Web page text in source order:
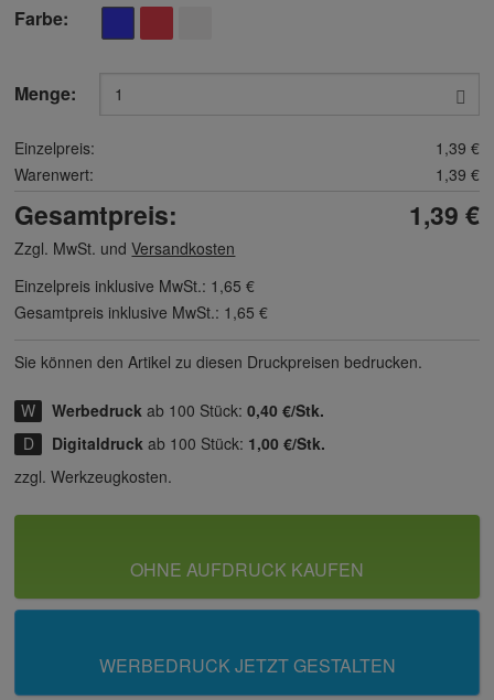
Farbe
Menge:
Einzelpreis:
1,39 €
Warenwert:
1,39 €
Gesamtpreis: 1,39 €
Zzgl. MwSt. undVersandkosten
Einzelpreis inklusive MwSt.: 1,65 €
Gesamtpreis inklusive MwSt.: 1,65 €
Sie können den Artikel zu diesen Druck­preisen bedrucken.
Werbedruck ab 100 Stück:0,40 €/Stk.
Digitaldruck ab 100 Stück: 1,00 €/Stk.
zzgl. Werkzeugkosten.
OHNE AUFDRUCK KAUFEN
WERBEDRUCK JETZT GESTALTEN